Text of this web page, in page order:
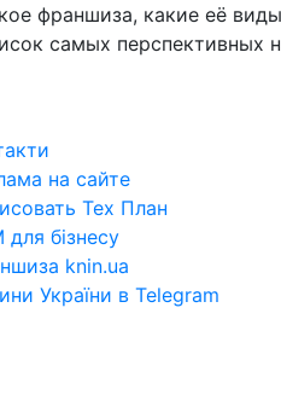
франшиза, какие её
самых перспективных
на сайте
Тех План
для бізнесу
knin.ua
України в Telegram